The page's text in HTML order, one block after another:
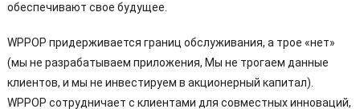
обеспечивают свое будущее.
WPPOP придерживается границ обслуживания, а трое «нет»
(мы не разрабатываем приложения, Мы не трогаем данные
клиентов, и мы не инвестируем в акционерный капитал).
WPPOP сотрудничает с клиентами для совместных инноваций,